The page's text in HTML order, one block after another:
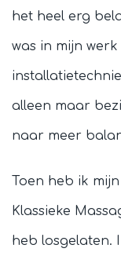
het heel erg
was in mijn
alleen maar
naar meer
Toen heb ik
Klassieke
heb losgelaten.